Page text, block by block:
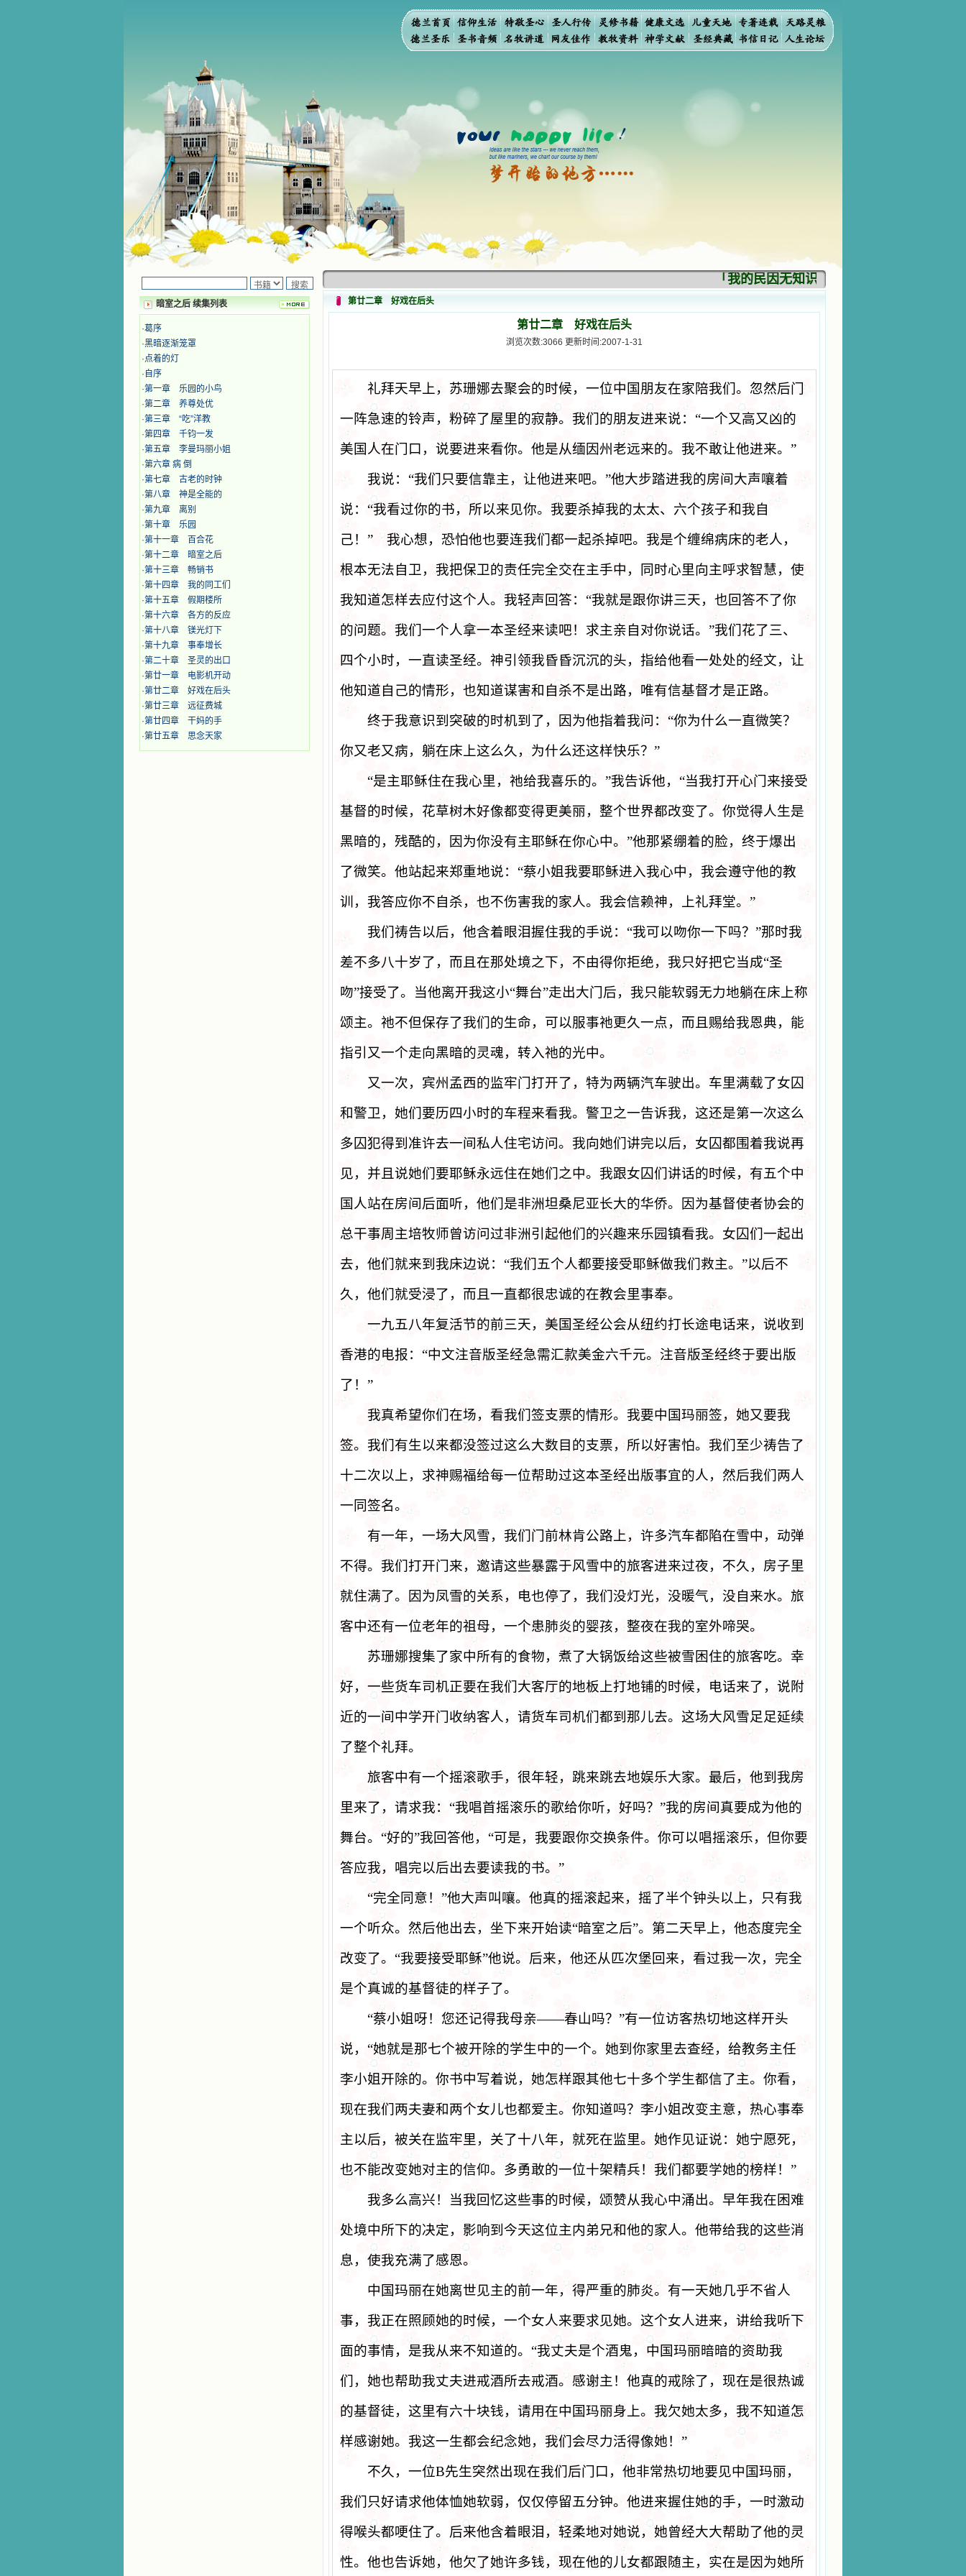
暗室之后 续集列表
·葛序
·黑暗逐渐笼罩
·点着的灯
· 自序
·第一章 乐园的小鸟
·第二章 养尊处优
·第三章 “吃”洋教
·第四章 千钧一发
·第五章 李曼玛丽小姐
·第六章 病 倒
·第七章 古老的时钟
·第八章 神是全能的
·第九章 离别
·第十章 乐园
·第十一章 百合花
·第十二章 暗室之后
·第十三章 畅销书
·第十四章 我的同工们
·第十五章 假期楼所
·第十六章 各方的反应
·第十八章 镁光灯下
·第十九章 事奉增长
·第二十章 圣灵的出口
·第廿一章 电影机开动
·第廿二章 好戏在后头
·第廿三章 远征费城
·第廿四章 干妈的手
·第廿五章 思念天家
「我的民因无知识而灭亡。你弃掉知识，我也
第廿二章 好戏在后头
第廿二章 好戏在后头
浏览次数:3066 更新时间:2007-1-31
礼拜天早上，苏珊娜去聚会的时候，一位中国朋友在家陪我们。忽然后门
一阵急速的铃声，粉碎了屋里的寂静。我们的朋友进来说： “一个又高又凶的
美国人在门口，说要进来看你。他是从缅因州老远来的。我不敢让他进来。 ”
我说： “我们只要信靠主，让他进来吧。 ”他大步踏进我的房间大声嚷着
说： “我看过你的书，所以来见你。我要杀掉我的太太、六个孩子和我自
己！ ” 我心想，恐怕他也要连我们都一起杀掉吧。我是个缠绵病床的老人，
根本无法自卫，我把保卫的责任完全交在主手中，同时心里向主呼求智慧，使
我知道怎样去应付这个人。我轻声回答： “我就是跟你讲三天，也回答不了你
的问题。我们一个人拿一本圣经来读吧！求主亲自对你说话。 ”我们花了三、
四个小时，一直读圣经。神引领我昏昏沉沉的头，指给他看一处处的经文，让
他知道自己的情形，也知道谋害和自杀不是出路，唯有信基督才是正路。
终于我意识到突破的时机到了，因为他指着我问： “你为什么一直微笑？
你又老又病，躺在床上这么久，为什么还这样快乐？ ”
“是主耶稣住在我心里，祂给我喜乐的。 ”我告诉他， “当我打开心门来接受
基督的时候，花草树木好像都变得更美丽，整个世界都改变了。你觉得人生是
黑暗的，残酷的，因为你没有主耶稣在你心中。 ”他那紧绷着的脸，终于爆出
了微笑。他站起来郑重地说： “蔡小姐我要耶稣进入我心中，我会遵守他的教
训，我答应你不自杀，也不伤害我的家人。我会信赖神，上礼拜堂。”
我们祷告以后，他含着眼泪握住我的手说： “我可以吻你一下吗？ ”那时我
差不多八十岁了，而且在那处境之下，不由得你拒绝，我只好把它当成“圣
吻”接受了。当他离开我这小“舞台”走出大门后，我只能软弱无力地躺在床上称
颂主。祂不但保存了我们的生命，可以服事祂更久一点，而且赐给我恩典，能
指引又一个走向黑暗的灵魂，转入祂的光中。
又一次，宾州孟西的监牢门打开了，特为两辆汽车驶出。车里满载了女囚
和警卫，她们要历四小时的车程来看我。警卫之一告诉我，这还是第一次这么
多囚犯得到准许去一间私人住宅访问。我向她们讲完以后，女囚都围着我说再
见，并且说她们要耶稣永远住在她们之中。我跟女囚们讲话的时候，有五个中
国人站在房间后面听，他们是非洲坦桑尼亚长大的华侨。因为基督使者协会的
总干事周主培牧师曾访问过非洲引起他们的兴趣来乐园镇看我。女囚们一起出
去，他们就来到我床边说： “我们五个人都要接受耶稣做我们救主。 ”以后不
久，他们就受浸了，而且一直都很忠诚的在教会里事奉。
一九五八年复活节的前三天，美国圣经公会从纽约打长途电话来，说收到
香港的电报： “中文注音版圣经急需汇款美金六千元。注音版圣经终于要出版
了！ ”
我真希望你们在场，看我们签支票的情形。我要中国玛丽签，她又要我
签。我们有生以来都没签过这么大数目的支票，所以好害怕。我们至少祷告了
十二次以上，求神赐福给每一位帮助过这本圣经出版事宜的人，然后我们两人
一同签名。
有一年，一场大风雪，我们门前林肯公路上，许多汽车都陷在雪中，动弹
不得。我们打开门来，邀请这些暴露于风雪中的旅客进来过夜，不久，房子里
就住满了。因为凤雪的关系，电也停了，我们没灯光，没暖气，没自来水。旅
客中还有一位老年的祖母，一个患肺炎的婴孩，整夜在我的室外啼哭。
苏珊娜搜集了家中所有的食物，煮了大锅饭给这些被雪困住的旅客吃。幸
好，一些货车司机正要在我们大客厅的地板上打地铺的时候，电话来了，说附
近的一间中学开门收纳客人，请货车司机们都到那儿去。这场大风雪足足延续
了整个礼拜。
旅客中有一个摇滚歌手，很年轻，跳来跳去地娱乐大家。最后，他到我房
里来了，请求我： “我唱首摇滚乐的歌给你听，好吗？ ”我的房间真要成为他的
舞台。 “好的”我回答他， “可是，我要跟你交换条件。你可以唱摇滚乐，但你要
答应我，唱完以后出去要读我的书。 ”
“完全同意！ ”他大声叫嚷。他真的摇滚起来，摇了半个钟头以上，只有我
一个听众。然后他出去，坐下来开始读“暗室之后”。第二天早上，他态度完全
改变了。 “我要接受耶稣”他说。后来，他还从匹次堡回来，看过我一次，完全
是个真诚的基督徒的样子了。
“蔡小姐呀！您还记得我母亲——春山吗？ ”有一位访客热切地这样开头
说， “她就是那七个被开除的学生中的一个。她到你家里去查经，给教务主任
李小姐开除的。你书中写着说，她怎样跟其他七十多个学生都信了主。你看，
现在我们两夫妻和两个女儿也都爱主。你知道吗？李小姐改变主意，热心事奉
主以后，被关在监牢里，关了十八年，就死在监里。她作见证说：她宁愿死，
也不能改变她对主的信仰。多勇敢的一位十架精兵！我们都要学她的榜样！ ”
我多么高兴！当我回忆这些事的时候，颂赞从我心中涌出。早年我在困难
处境中所下的决定，影响到今天这位主内弟兄和他的家人。他带给我的这些消
息，使我充满了感恩。
中国玛丽在她离世见主的前一年，得严重的肺炎。有一天她几乎不省人
事，我正在照顾她的时候，一个女人来要求见她。这个女人进来，讲给我听下
面的事情，是我从来不知道的。 “我丈夫是个酒鬼，中国玛丽暗暗的资助我
们，她也帮助我丈夫进戒酒所去戒酒。感谢主！他真的戒除了，现在是很热诚
的基督徒，这里有六十块钱，请用在中国玛丽身上。我欠她太多，我不知道怎
样感谢她。我这一生都会纪念她，我们会尽力活得像她！ ”
不久，一位B先生突然出现在我们后门口，他非常热切地要见中国玛丽，
我们只好请求他体恤她软弱，仅仅停留五分钟。他进来握住她的手，一时激动
得喉头都哽住了。后来他含着眼泪，轻柔地对她说，她曾经大大帮助了他的灵
性。他也告诉她，他欠了她许多钱，现在他的儿女都跟随主，实在是因为她所